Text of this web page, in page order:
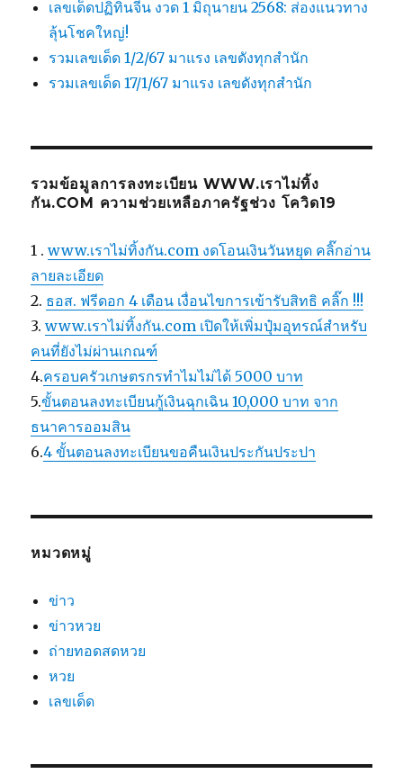
เลขเด็ดปฏิทินจีน งวด 1 มิถุนายน 2568: ส่องแนวทาง
ลุ้นโชคใหญ่!
รวมเลขเด็ด 1/2/67 มาแรง เลขดังทุกสำนัก
รวมเลขเด็ด 17/1/67 มาแรง เลขดังทุกสำนัก
รวมข้อมูลการลงทะเบียน WWW.เราไม่ทิ้ง
กัน.COM ความช่วยเหลือภาครัฐช่วง โควิด19
1 .www.เราไม่ทิ้งกัน.com งดโอนเงินวันหยุด คลิ๊กอ่าน
ลายละเอียด
2. ธอส. ฟรีดอก 4 เดือน เงื่อนไขการเข้ารับสิทธิ คลิ๊ก !!!
3.www.เราไม่ทิ้งกัน.com เปิดให้เพิ่มปุ๋มอุทรณ์สำหรับ
คนที่ยังไม่ผ่านเกณฑ์
4.ครอบครัวเกษตรกรทำไมไม่ได้ 5000 บาท
5.ขั้นตอนลงทะเบียนกู้เงินฉุกเฉิน 10,000 บาท จาก
ธนาคารออมสิน
6.4 ขั้นตอนลงทะเบียนขอคืนเงินประกันประปา
หมวดหมู่
ข่าว
ข่าวหวย
ถ่ายทอดสดหวย
หวย
เลขเด็ด